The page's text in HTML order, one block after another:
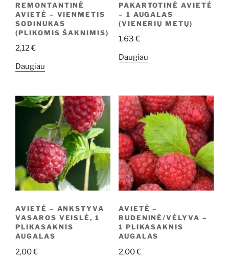
REMONTANTINĖ
AVIETĖ – VIENMETIS
SODINUKAS
(PLIKOMIS ŠAKNIMIS)
2,12€
Daugiau
PAKARTOTINĖ AVIETĖ
– 1 AUGALAS
(VIENERIŲ METŲ)
1,63€
Daugiau
AVIETĖ – ANKSTYVA
VASAROS VEISLĖ, 1
PLIKASAKNIS
AUGALAS
2,00€
AVIETĖ –
RUDENINĖ/VĖLYVA –
1 PLIKASAKNIS
AUGALAS
2,00€